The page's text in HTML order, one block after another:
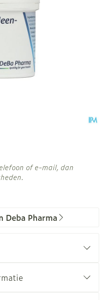
of e-mail, dan
Deba Pharma